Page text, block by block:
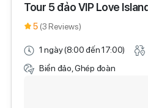
Tour 5 đảo VIP Love
5 (3 Reviews)
1 ngày (8:00 đến 17:00)
Biển đảo, Ghép đoàn